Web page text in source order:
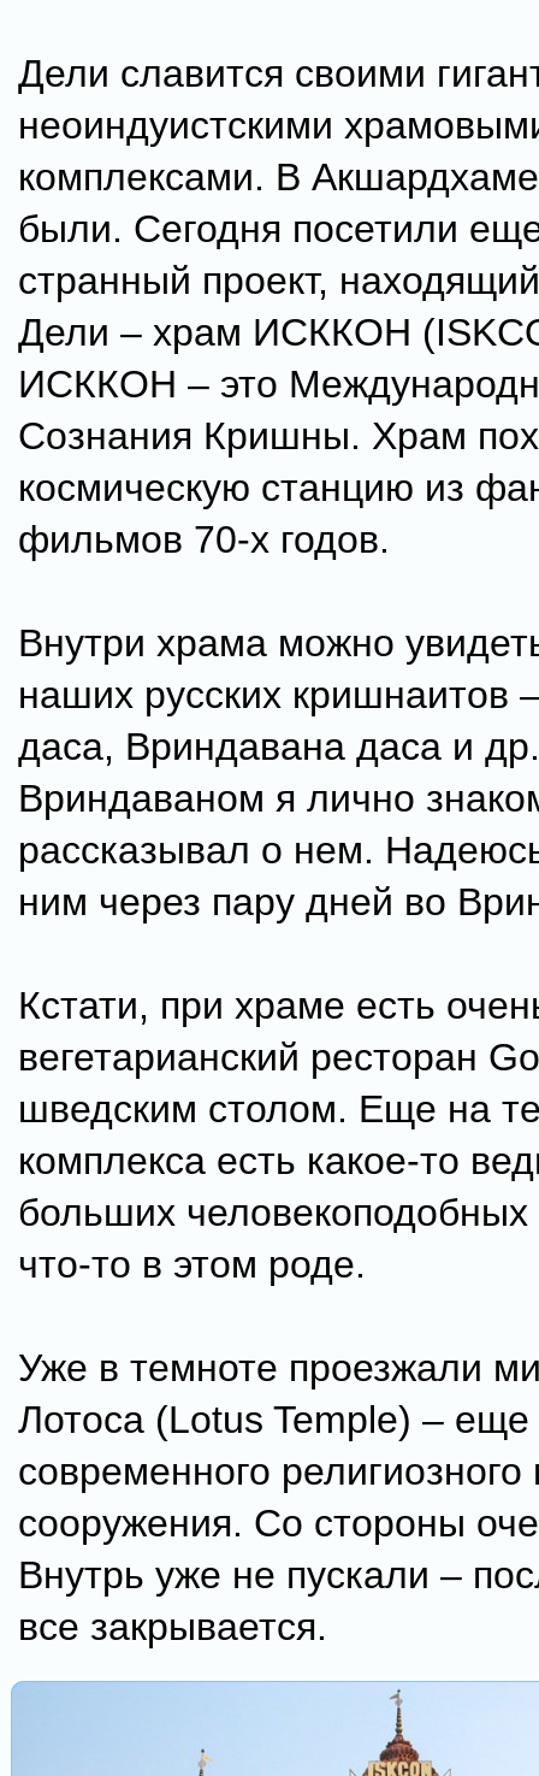
Дели славится своими
неоиндуистскими
комплексами. В
были. Сегодня посетили
странный проект,
Дели – храм ИСККОН
ИСККОН – это
Сознания Кришны. Храм
космическую станцию из
фильмов 70-х годов.
Внутри храма можно
наших русских кришнаитов
даса, Вриндавана даса и
Вриндаваном я лично
рассказывал о нем.
ним через пару дней во
Кстати, при храме есть
вегетарианский ресторан
шведским столом. Еще на
комплекса есть какое-то
больших человекоподобных
что-то в этом роде.
Уже в темноте проезжали
Лотоса (Lotus Temple) – еще
современного религиозного
сооружения. Со стороны
Внутрь уже не пускали –
все закрывается.